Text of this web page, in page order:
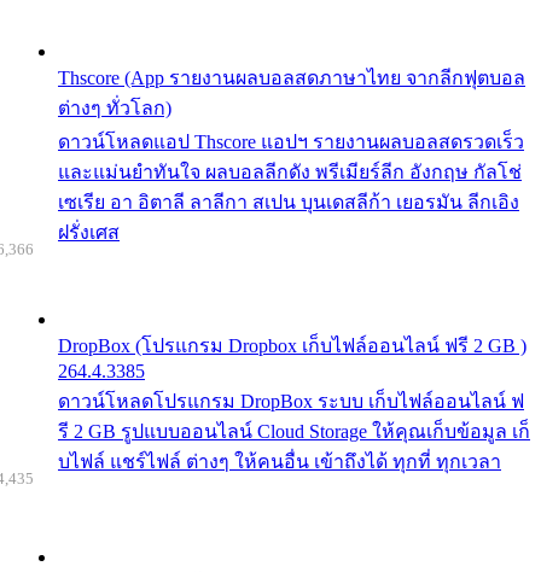
Thscore (App รายงานผลบอลสดภาษาไทย จากลีกฟุตบอล
ต่างๆ ทั่วโลก)
ดาวน์โหลดแอป Thscore แอปฯ รายงานผลบอลสดรวดเร็ว
และแม่นยำทันใจ ผลบอลลีกดัง พรีเมียร์ลีก อังกฤษ กัลโช่
เซเรีย อา อิตาลี ลาลีกา สเปน บุนเดสลีก้า เยอรมัน ลีกเอิง
ฝรั่งเศส
DropBox (โปรแกรม Dropbox เก็บไฟล์ออนไลน์ ฟรี 2 GB )
264.4.3385
ดาวน์โหลดโปรแกรม DropBox ระบบ เก็บไฟล์ออนไลน์ ฟ
รี 2 GB รูปแบบออนไลน์ Cloud Storage ให้คุณเก็บข้อมูล เก็
บไฟล์ แชร์ไฟล์ ต่างๆ ให้คนอื่น เข้าถึงได้ ทุกที่ ทุกเวลา